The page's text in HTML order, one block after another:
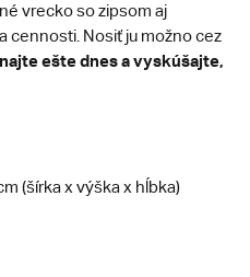
vrecko so zipsom aj
cennosti. Nosiť ju možno cez
ešte dnes a vyskúšajte,
(šírka x výška x hĺbka)